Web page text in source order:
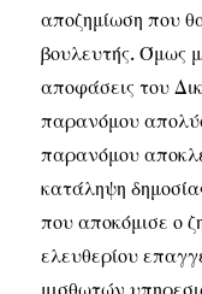
αποζημίωση που
βουλευτής. Όμως
αποφάσεις του
παρανόμου
παρανόμου
κατάληψη
που αποκόμισε ο
ελευθερίου